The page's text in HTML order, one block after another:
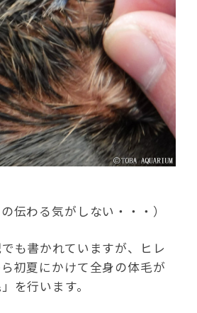
伝わる気がしない・・・）
も書かれていますが、ヒレ
初夏にかけて全身の体毛が
を行います。